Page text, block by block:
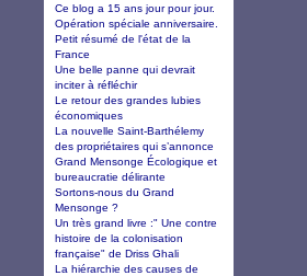
Ce blog a 15 ans jour pour jour.
Opération spéciale anniversaire.
Petit résumé de l'état de la
France
Une belle panne qui devrait
inciter à réfléchir
Le retour des grandes lubies
économiques
La nouvelle Saint-Barthélemy
des propriétaires qui s’annonce
Grand Mensonge Écologique et
bureaucratie délirante
Sortons-nous du Grand
Mensonge ?
Un très grand livre :" Une contre
histoire de la colonisation
française" de Driss Ghali
La hiérarchie des causes de